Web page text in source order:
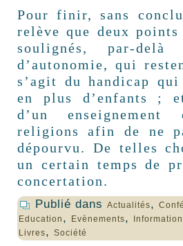
Pour finir, sans
relève que deux
soulignés, par-delà
d’autonomie, qui
s’agit du handicap
en plus d’enfants ;
d’un enseignement
religions afin de ne
dépourvu. De telles
un certain temps de
concertation.
Publié dans Actualités,
Education , Evènements, Information
Livres, Société